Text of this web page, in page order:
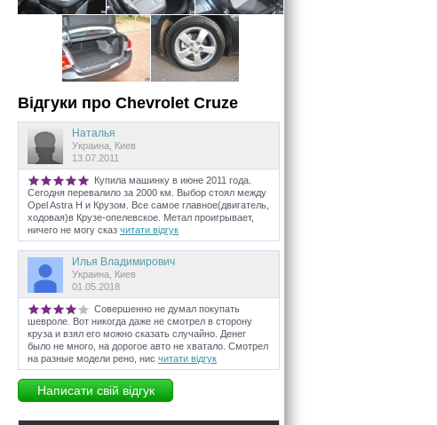
Відгуки про Chevrolet Cruze
Наталья
Украина, Киев
13.07.2011
Купила машинку в июне 2011 года.
Сегодня перевалило за 2000 км. Выбор стоял между
Opel Astra H и Крузом. Все самое главное(двигатель,
ходовая)в Крузе-опелевское. Метал проигрывает,
ничего не могу сказ читати відгук
Илья Владимирович
Украина, Киев
01.05.2018
Совершенно не думал покупать
шевроле. Вот никогда даже не смотрел в сторону
круза и взял его можно сказать случайно. Денег
было не много, на дорогое авто не хватало. Смотрел
на разные модели рено, нис читати відгук
Написати свій відгук